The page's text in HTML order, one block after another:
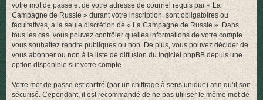
votre mot de passe et de votre adresse de courriel requis par « La
Campagne de Russie » durant votre inscription, sont obligatoires ou
facultatives, à la seule discrétion de « La Campagne de Russie ». Dans
tous les cas, vous pouvez contrôler quelles informations de votre compte
vous souhaitez rendre publiques ou non. De plus, vous pouvez décider de
vous abonner ou non à la liste de diffusion du logiciel phpBB depuis une
option disponible sur votre compte.
Votre mot de passe est chiffré (par un chiffrage à sens unique) afin qu’il soit
sécurisé. Cependant, il est recommandé de ne pas utiliser le même mot de